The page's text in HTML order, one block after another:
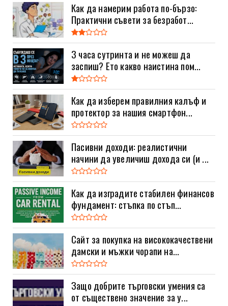
Как да намерим работа по-бързо:
Практични съвети за безработ...
3 часа сутринта и не можеш да
заспиш? Ето какво наистина пом...
Как да изберем правилния калъф и
протектор за нашия смартфон...
Пасивни доходи: реалистични
начини да увеличиш дохода си (и ...
Как да изградите стабилен финансов
фундамент: стъпка по стъп...
Сайт за покупка на висококачествени
дамски и мъжки чорапи на...
Защо добрите търговски умения са
от съществено значение за у...